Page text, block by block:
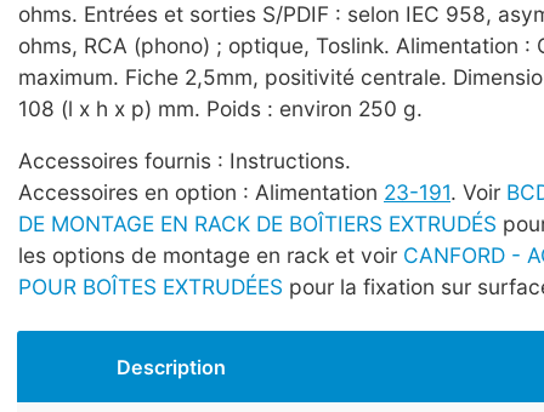
ohms. Entrées et sorties S/PDIF : selon IEC 958,
ohms, RCA (phono) ; optique, Toslink. Alimentation :
maximum. Fiche 2,5mm, positivité centrale.
108 (l x h x p) mm. Poids : environ 250 g.
Accessoires fournis : Instructions.
Accessoires en option : Alimentation 23-191. Voir
DE MONTAGE EN RACK DE BOÎTIERS EXTRUDÉS
les options de montage en rack et voir CANFORD -
POUR BOÎTES EXTRUDÉES pour la fixation sur
Description